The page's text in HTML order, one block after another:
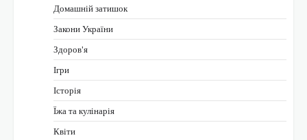
Домашній затишок
Закони України
Здоров'я
Ігри
Історія
Їжа та кулінарія
Квіти